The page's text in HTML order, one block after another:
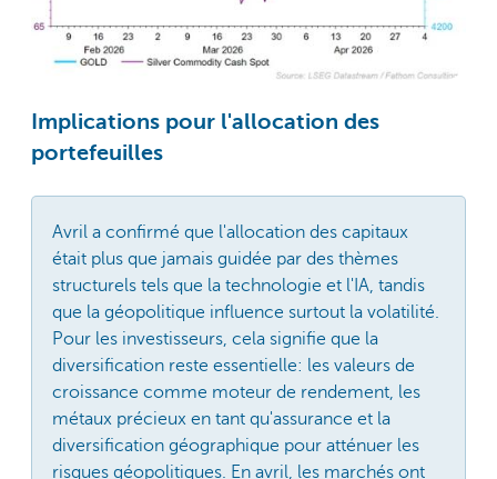
Implications pour l'allocation des
portefeuilles
Avril a confirmé que l'allocation des capitaux
était plus que jamais guidée par des thèmes
structurels tels que la technologie et l'IA, tandis
que la géopolitique influence surtout la volatilité.
Pour les investisseurs, cela signifie que la
diversification reste essentielle: les valeurs de
croissance comme moteur de rendement, les
métaux précieux en tant qu'assurance et la
diversification géographique pour atténuer les
risques géopolitiques. En avril, les marchés ont